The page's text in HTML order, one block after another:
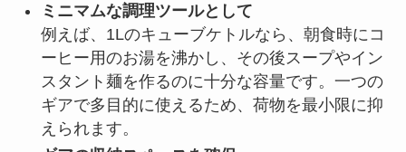
ミニマムな調理ツールとして
例えば、1Lのキューブケトルなら、朝食時にコ
ーヒー用のお湯を沸かし、その後スープやイン
スタント麺を作るのに十分な容量です。一つの
ギアで多目的に使えるため、荷物を最小限に抑
えられます。